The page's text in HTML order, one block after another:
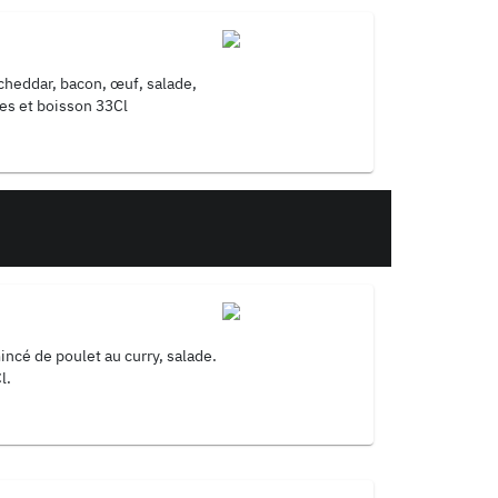
bacon, œuf, salade,
et boisson 33Cl
de poulet au curry, salade.